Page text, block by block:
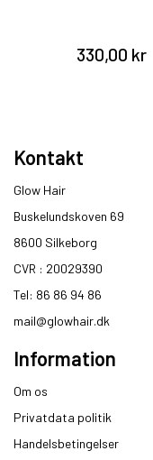
330,00 kr
Kontakt
Glow Hair
Buskelundskoven 69
8600 Silkeborg​
CVR : 20029390​
Tel: 86 86 94 86
mail@glowhair.dk
Information
Om os
Privatdata politik
Handelsbetingelser